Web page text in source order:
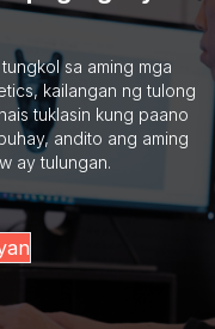
sa aming mga
kailangan ng tulong
tuklasin kung paano
andito ang aming
ay tulungan.